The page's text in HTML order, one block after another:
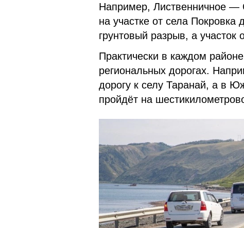
Например, Лиственничное —
на участке от села Покровка
грунтовый разрыв, а
Практически в каждом
региональных дорогах.
дорогу к селу Таранай, а в
пройдёт на